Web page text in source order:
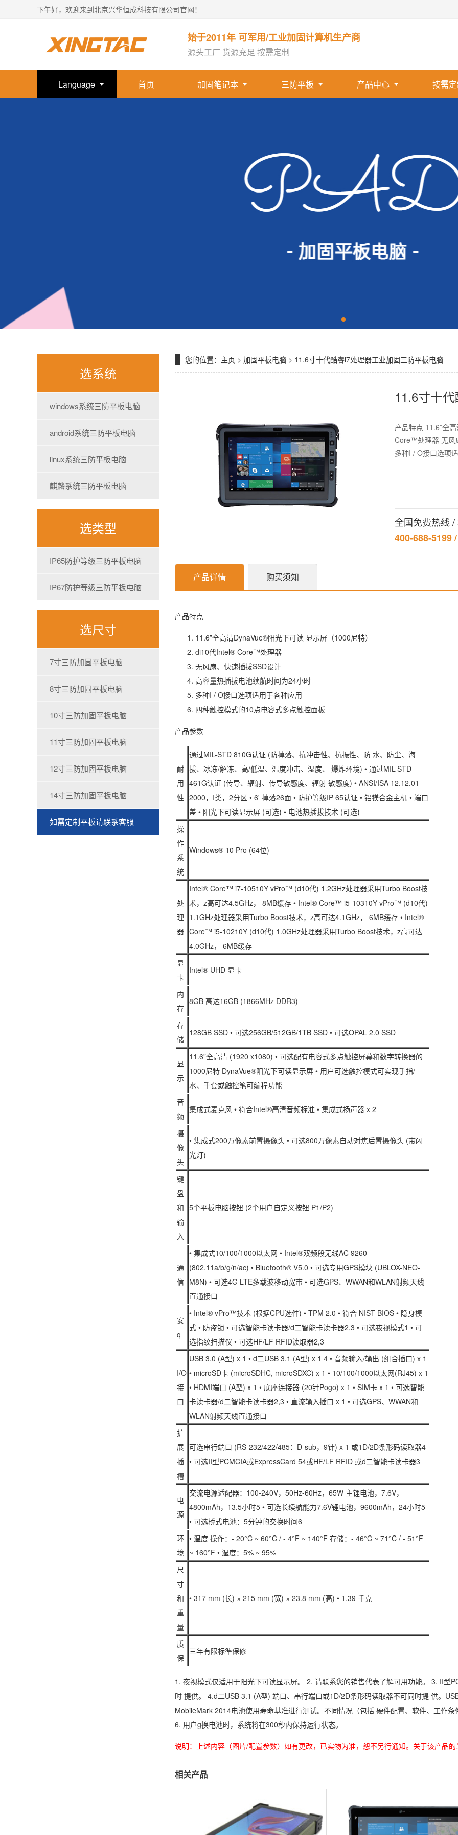
下午好，欢迎来到北京兴华恒成科技有限公司官网！
始于2011年 可军用/工业加固计算机生产商
源头工厂 货源充足 按需定制
Language 首页 加固笔记本 三防平板 产品中心 按需
选系统
windows系统三防平板电脑
android系统三防平板电脑
linux系统三防平板电脑
麒麟系统三防平板电脑
选类型
IP65防护等级三防平板电脑
IP67防护等级三防平板电脑
选尺寸
7寸三防加固平板电脑
8寸三防加固平板电脑
10寸三防加固平板电脑
11寸三防加固平板电脑
12寸三防加固平板电脑
14寸三防加固平板电脑
如需定制平板请联系客服
您的位置： 主页 > 加固平板电脑 > 11.6寸十代酷睿i7处理器工业加固三防平板电脑
11.6寸十
产品特点 11.6”全
Core™处理器 无风
多种I / O接口选项
全国免费热线
400-688-5199
产品详情 购买须知
产品特点
11.6”全高清DynaVue®阳光下可读 显示屏（1000尼特）
di10代Intel® Core™处理器
无风扇、快速插拔SSD设计
高容量热插拔电池续航时间为24小时
多种I / O接口选项适用于各种应用
四种触控模式的10点电容式多点触控面板
产品参数
耐
用
性
通过MIL-STD 810G认证 (防掉落、抗冲击性、抗振性、防 水、防尘、海
拔、冰冻/解冻、高/低温、温度冲击、湿度、 爆炸环境) • 通过MIL-STD
461G认证 (传导、辐射、传导敏感度、辐射 敏感度) • ANSI/ISA 12.12.01-
2000，I类，2分区 • 6' 掉落26面 • 防护等级IP 65认证 • 铝镁合金主机 • 端口
盖 • 阳光下可读显示屏 (可选) • 电池热插拔技术 (可选)
操
作
系
统
Windows® 10 Pro (64位)
处
理
器
Intel® Core™ i7-10510Y vPro™ (d10代) 1.2GHz处理器采用Turbo Boost技
术，z高可达4.5GHz， 8MB缓存 • Intel® Core™ i5-10310Y vPro™ (d10代)
1.1GHz处理器采用Turbo Boost技术，z高可达4.1GHz， 6MB缓存 • Intel®
Core™ i5-10210Y (d10代) 1.0GHz处理器采用Turbo Boost技术，z高可达
4.0GHz， 6MB缓存
显
卡
Intel® UHD 显卡
内
存
8GB 高达16GB (1866MHz DDR3)
存
储
128GB SSD • 可选256GB/512GB/1TB SSD • 可选OPAL 2.0 SSD
显
示
11.6”全高清 (1920 x1080) • 可选配有电容式多点触控屏幕和数字转换器的
1000尼特 DynaVue®阳光下可读显示屏 • 用户可选触控模式可实现手指/
水、手套或触控笔可编程功能
音
频
集成式麦克风 • 符合Intel®高清音频标准 • 集成式扬声器 x 2
摄
像
头
• 集成式200万像素前置摄像头 • 可选800万像素自动对焦后置摄像头 (带闪
光灯)
键
盘
和
输
入
5个平板电脑按钮 (2个用户自定义按钮 P1/P2)
通
信
• 集成式10/100/1000以太网 • Intel®双频段无线AC 9260
(802.11a/b/g/n/ac) • Bluetooth® V5.0 • 可选专用GPS模块 (UBLOX-NEO-
M8N) • 可选4G LTE多载波移动宽带 • 可选GPS、WWAN和WLAN射频天线
直通接口
安
q
• Intel® vPro™技术 (根据CPU选件) • TPM 2.0 • 符合 NIST BIOS • 隐身模
式 • 防盗锁 • 可选智能卡读卡器/d二智能卡读卡器2,3 • 可选夜视模式1 • 可
选指纹扫描仪 • 可选HF/LF RFID读取器2,3
I/O
接
口
USB 3.0 (A型) x 1 • d二USB 3.1 (A型) x 1 4 • 音频输入/输出 (组合插口) x 1
• microSD卡 (microSDHC, microSDXC) x 1 • 10/100/1000以太网(RJ45) x 1
• HDMI端口 (A型) x 1 • 底座连接器 (20针Pogo) x 1 • SIM卡 x 1 • 可选智能
卡读卡器/d二智能卡读卡器2,3 • 直流输入插口 x 1 • 可选GPS、WWAN和
WLAN射频天线直通接口
扩
展
插
槽
可选串行端口 (RS-232/422/485：D-sub，9针) x 1 或1D/2D条形码读取器4
• 可选II型PCMCIA或ExpressCard 54或HF/LF RFID 或d二智能卡读卡器3
电
源
交流电源适配器：100-240V，50Hz-60Hz，65W 主锂电池，7.6V，
4800mAh，13.5小时5 • 可选长续航能力7.6V锂电池，9600mAh，24小时5
• 可选桥式电池：5分钟的交换时间6
环
境
• 温度 操作：- 20°C ~ 60°C / - 4°F ~ 140°F 存储：- 46°C ~ 71°C / - 51°F
~ 160°F • 湿度：5% ~ 95%
尺
寸
和
重
量
• 317 mm (长) × 215 mm (宽) × 23.8 mm (高) • 1.39 千克
质
保
三年有限标準保修
1. 夜视模式仅适用于阳光下可读显示屏。 2. 请联系您的销售代表了解可用功能。 3. II型
时 提供。 4.d二USB 3.1 (A型) 端口、串行端口或1D/2D条形码读取器不可同时提 供。
MobileMark 2014电池使用寿命基准进行测试。不同情况（包括 硬件配置、软件、工作
6. 用户g换电池时，系统将在300秒内保持运行状态。
说明：上述内容（图片/配置参数）如有更改，已实物为准，恕不另行通知。关于该产品
相关产品